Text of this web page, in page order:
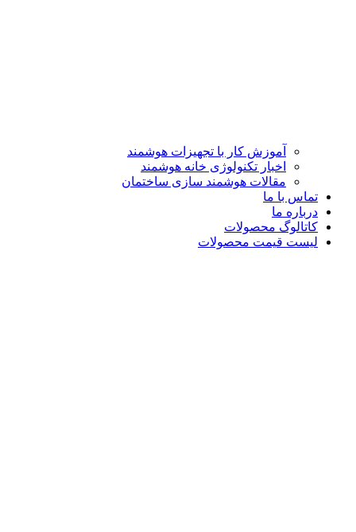
آموزش کار با تجهیزات هوشمند
اخبار تکنولوژی خانه هوشمند
مقالات هوشمند سازی ساختمان
تماس با ما
درباره ما
کاتالوگ محصولات
لیست قیمت محصولات